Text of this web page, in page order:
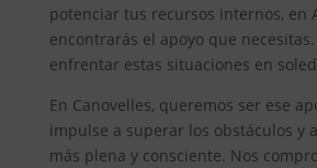
potenciar tus recursos internos, en
encontrarás el apoyo que
enfrentar estas situaciones en
En Canovelles, queremos ser ese
impulse a superar los obstáculos y
más plena y consciente. Nos